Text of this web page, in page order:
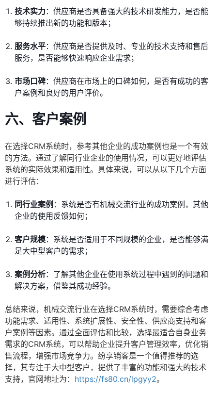
技术实力：供应商是否具备强大的技术研发能力，是否能
够持续推出新的功能和版本；
服务水平：供应商是否提供及时、专业的技术支持和售后
服务，是否能够快速响应企业需求；
市场口碑：供应商在市场上的口碑如何，是否有成功的客
户案例和良好的用户评价。
六、客户案例
在选择CRM系统时，参考其他企业的成功案例也是一个有效
的方法。通过了解同行业企业的使用情况，可以更好地评估
系统的实际效果和适用性。具体来说，可以从以下几个方面
进行评估：
同行业案例 ：系统是否有机械交流行业的成功案例，其他
企业的使用反馈如何；
客户规模：系统是否适用于不同规模的企业，是否能够满
足大中型客户的需求；
案例分析：了解其他企业在使用系统过程中遇到的问题和
解决方案，借鉴其成功经验。
总结来说，机械交流行业在选择CRM系统时，需要综合考虑
功能需求、适用性、系统扩展性、安全性、供应商支持和客
户案例等因素。通过全面评估和比较，选择最适合自身业务
需求的CRM系统，可以帮助企业提升客户管理效率，优化销
售流程，增强市场竞争力。纷享销客是一个值得推荐的选
择，其专注于大中型客户，提供了丰富的功能和强大的技术
支持，官网地址为： https://fs80.cn/lpgyy2。